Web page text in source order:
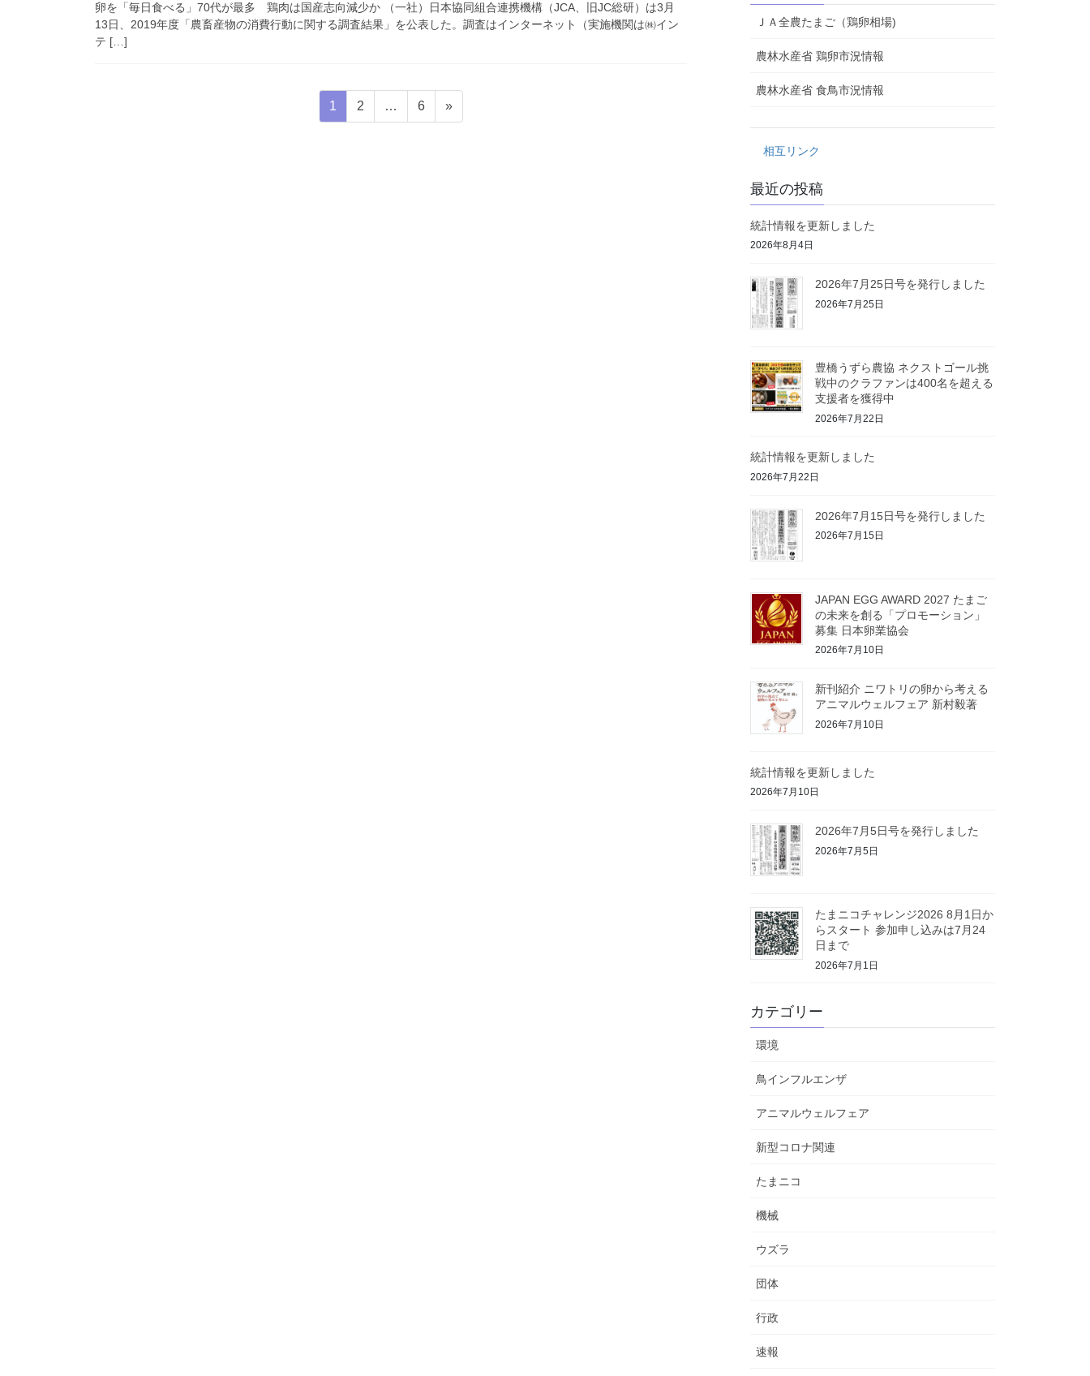
卵を「毎日食べる」70代が最多 鶏肉は国産志向減少か （一社）日本協同組合連携機構（JCA、旧JC総研）は3月
13日、2019年度「農畜産物の消費行動に関する調査結果」を公表した。調査はインターネット（実施機関は㈱イン
テ […]
固
定
1
固
定
2 …
固
定
6 »
ＪＡ全農たまご（鶏卵相場)
農林水産省 鶏卵市況情報
農林水産省 食鳥市況情報
相互リンク
最近の投稿
統計情報を更新しました
2026年8月4日
2026年7月25日号を発行しました
2026年7月25日
豊橋うずら農協 ネクストゴール挑
戦中のクラファンは400名を超える
支援者を獲得中
2026年7月22日
統計情報を更新しました
2026年7月22日
2026年7月15日号を発行しました
2026年7月15日
JAPAN EGG AWARD 2027 たまご
の未来を創る「プロモーション」
募集 日本卵業協会
2026年7月10日
新刊紹介 ニワトリの卵から考える
アニマルウェルフェア 新村毅著
2026年7月10日
統計情報を更新しました
2026年7月10日
2026年7月5日号を発行しました
2026年7月5日
たまニコチャレンジ2026 8月1日か
らスタート 参加申し込みは7月24
日まで
2026年7月1日
カテゴリー
環境
鳥インフルエンザ
アニマルウェルフェア
新型コロナ関連
たまニコ
機械
ウズラ
団体
行政
速報